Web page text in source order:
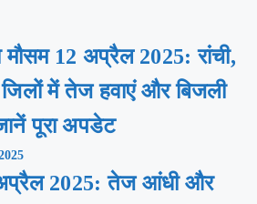
12 अप्रैल 2025: रांची,
में तेज हवाएं और बिजली
पूरा अपडेट
2025: तेज आंधी और